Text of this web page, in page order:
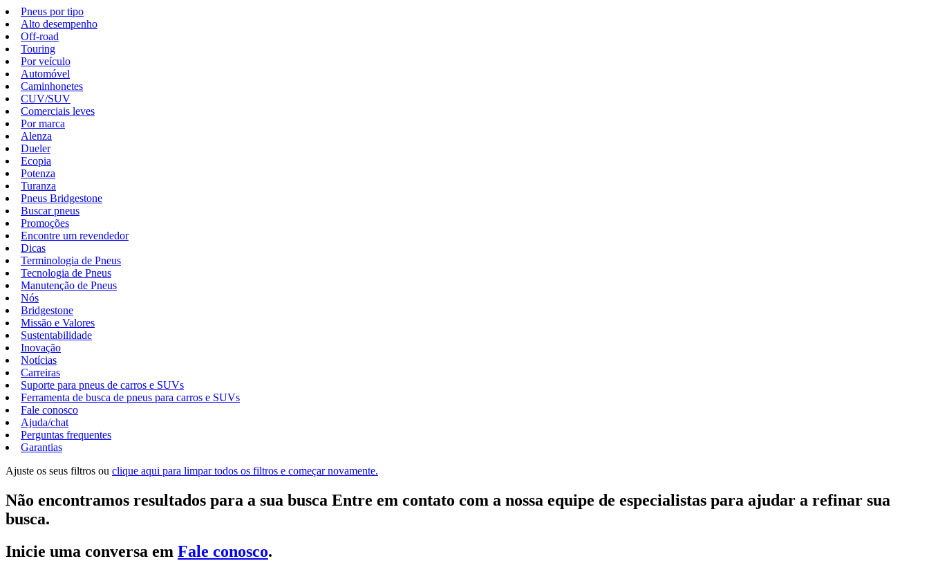
Pneus por tipo
Alto desempenho
Off-road
Touring
Por veículo
Automóvel
Caminhonetes
CUV/SUV
Comerciais leves
Por marca
Alenza
Dueler
Ecopia
Potenza
Turanza
Pneus Bridgestone
Buscar pneus
Promoções
Encontre um revendedor
Dicas
Terminologia de Pneus
Tecnologia de Pneus
Manutenção de Pneus
Nós
Bridgestone
Missão e Valores
Sustentabilidade
Inovação
Notícias
Carreiras
Suporte para pneus de carros e SUVs
Ferramenta de busca de pneus para carros e SUVs
Fale conosco
Ajuda/chat
Perguntas frequentes
Garantias
Ajuste os seus filtros ou clique aqui para limpar todos os filtros e começar novamente.
Não encontramos resultados para a sua busca Entre em contato com a nossa equipe de especialistas para ajudar a refinar sua
busca.
Inicie uma conversa em Fale conosco.